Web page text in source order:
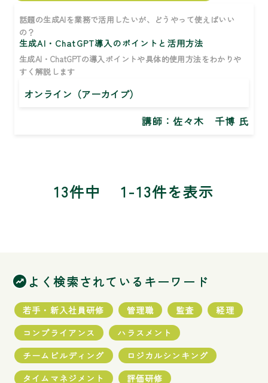
話題の生成AIを業務で活用したいが、どうやって使えばいい
の？
生成AI・ChatGPT導入のポイントと活用方法
生成AI・ChatGPTの導入ポイントや具体的使用方法をわかりや
すく解説します
オンライン（アーカイブ）
講師：佐々木 千博 氏
13件中 1-13件を表示
よく検索されているキーワード
若手・新入社員研修 管理職 監査
経理
コンプライアンス
ハラスメント
チームビルディング
ロジカルシンキング
タイムマネジメント
評価研修